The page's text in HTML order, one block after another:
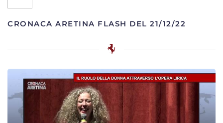
CRONACA ARETINA FLASH DEL 21/12/22